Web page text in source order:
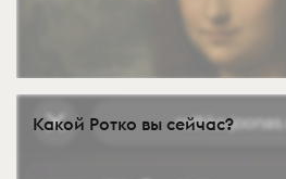
Какой Ротко вы сейчас?